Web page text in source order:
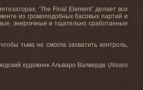
‘The Final Element’ делает все
из громоподобных басовых партий и
энергичные и тщательно сработанные
тьма не смогла захватить контроль,
художник Альваро Валверде (Alvaro